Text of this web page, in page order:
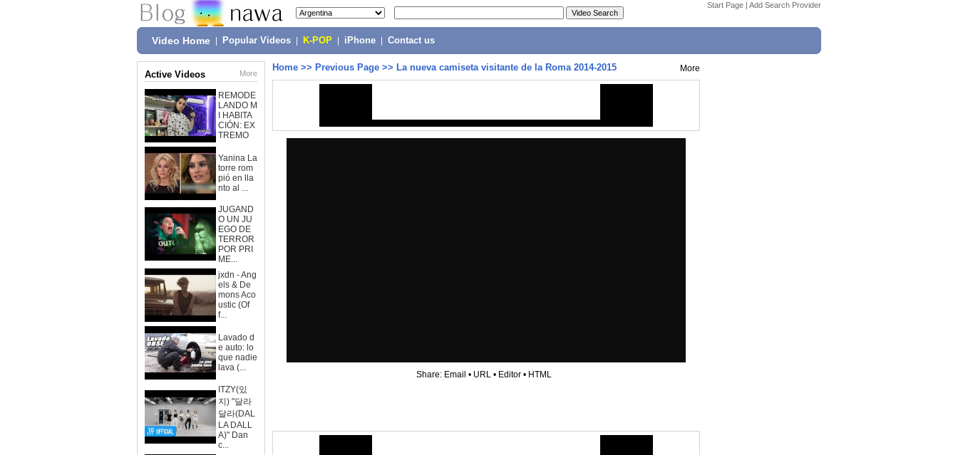
Start Page | Add Search Provider
Video Home Popular Videos K-POP iPhone Contact us
Active Videos More
REMODE
LANDO M
I HABITA
CIÓN: EX
TREMO
Yanina La
torre rom
pió en lla
nto al ...
JUGAND
O UN JU
EGO DE
TERROR
POR PRI
ME...
jxdn - Ang
els & De
mons Aco
ustic (Of
f...
Lavado d
e auto: lo
que nadie
lava (...
ITZY(있
지) "달라
달라(DAL
LA DALL
A)" Dan
c...
Home >> Previous Page >> La nueva camiseta visitante de la Roma 2014-2015 More
Share: Email • URL • Editor • HTML